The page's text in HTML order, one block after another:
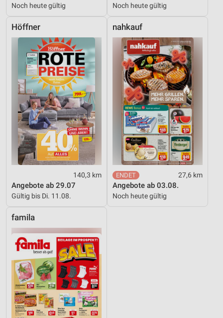
Noch heute gültig Noch heute gültig
Höffner
140,3 km
Angebote ab 29.07
Gültig bis Di. 11.08.
nahkauf
27,6 km
Angebote ab 03.08.
Noch heute gültig
famila